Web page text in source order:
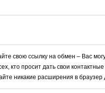
свою ссылку на обмен – Вас
кто просит дать свои
никакие расширения в